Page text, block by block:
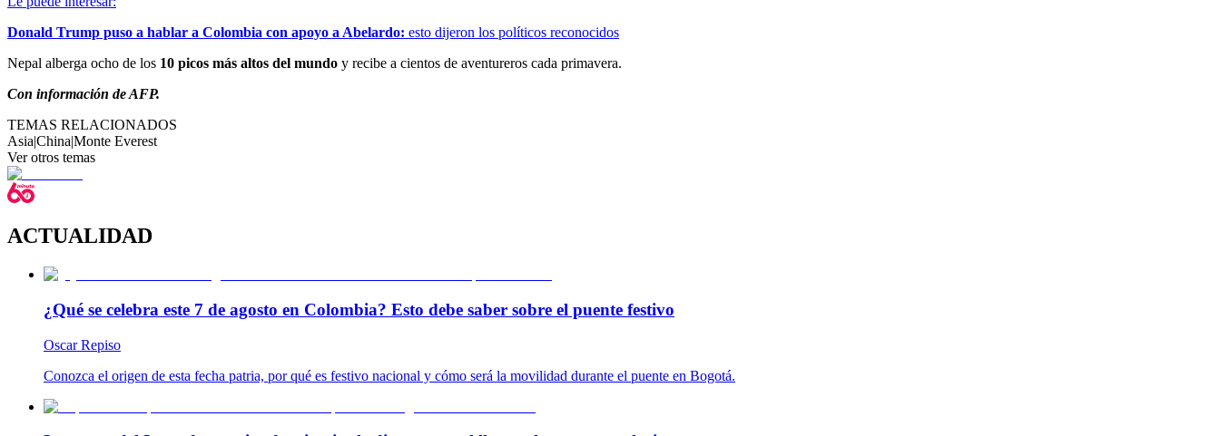
Donald Trump puso a hablar a Colombia con apoyo a Abelardo: esto dijeron los políticos reconocidos
Nepal alberga ocho de los 10 picos más altos del mundo y recibe a cientos de aventureros cada primavera.
Con información de AFP.
TEMAS RELACIONADOS
Asia|China|Monte Everest
Ver otros temas
ACTUALIDAD
¿Qué se celebra este 7 de agosto en Colombia? Esto debe saber sobre el puente festivo
Oscar Repiso
Conozca el origen de esta fecha patria, por qué es festivo nacional y cómo será la movilidad durante el puente en Bogotá.